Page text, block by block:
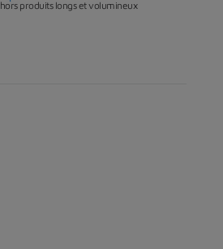
hors produits longs et volumineux